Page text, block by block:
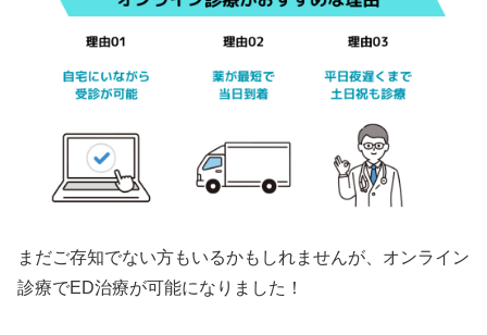
まだご存知でない方もいるかもしれませんが、オンライン
診療でED治療が可能になりました！